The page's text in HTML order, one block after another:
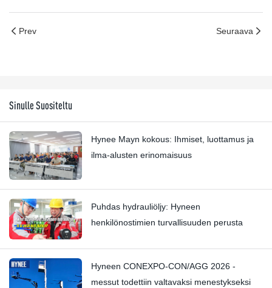
Prev Seuraava
Sinulle Suositeltu
Hynee Mayn kokous: Ihmiset, luottamus ja
ilma-alusten erinomaisuus
Puhdas hydrauliöljy: Hyneen
henkilönostimien turvallisuuden perusta
Hyneen CONEXPO-CON/AGG 2026 -
messut todettiin valtavaksi menestykseksi